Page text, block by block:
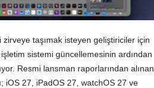
zirveye taşımak isteyen geliştiriciler için
sistemi güncellemesinin ardından
Resmi lansman raporlarından alınan
iOS 27, iPadOS 27, watchOS 27 ve